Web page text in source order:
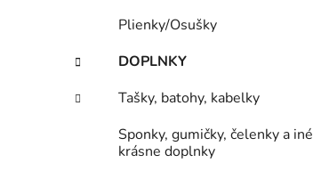
Plienky/Osušky
DOPLNKY
Tašky, batohy, kabelky
Sponky, gumičky, čelenky a iné
krásne doplnky